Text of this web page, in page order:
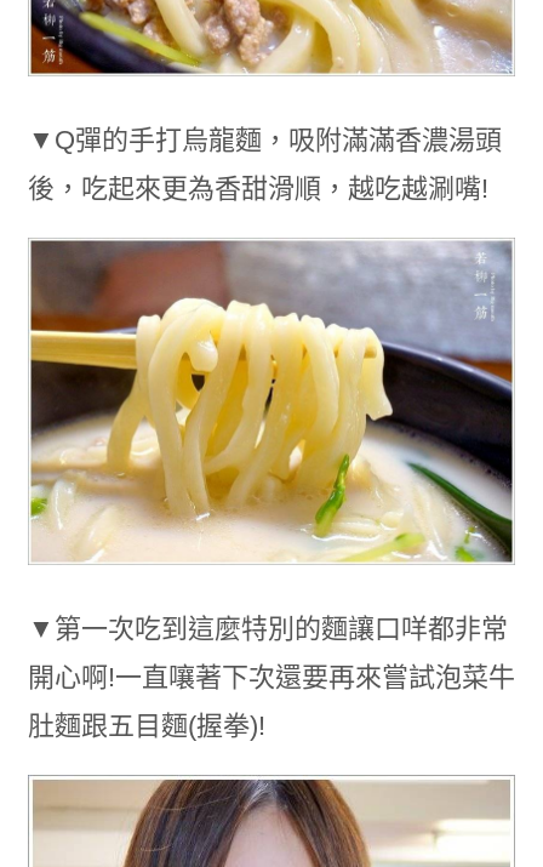
▼Q彈的手打烏龍麵，吸附滿滿香濃湯頭
後，吃起來更為香甜滑順，越吃越涮嘴!
▼第一次吃到這麼特別的麵讓口咩都非常
開心啊!一直嚷著下次還要再來嘗試泡菜牛
肚麵跟五目麵(握拳)!